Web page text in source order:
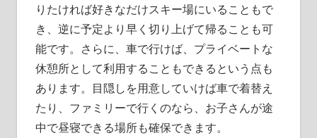
りたければ好きなだけスキー場にいることもで
き、逆に予定より早く切り上げて帰ることも可
能です。さらに、車で行けば、プライベートな
休憩所として利用することもできるという点も
あります。目隠しを用意していけば車で着替え
たり、ファミリーで行くのなら、お子さんが途
中で昼寝できる場所も確保できます。